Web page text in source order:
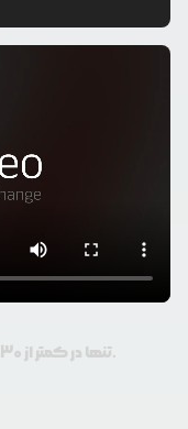
تنها در کمتر از 30 ثانیه ثبت‌نام و احراز هویت خود را تکمیل کنید.